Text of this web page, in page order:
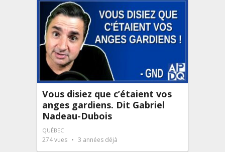
Vous disiez que c’étaient vos
anges gardiens. Dit Gabriel
Nadeau-Dubois
QUÉBEC
274vues 3 années déjà